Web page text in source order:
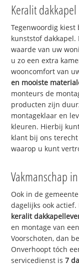
Keralit
Tegenwoordig
kunststof
waarde van uw
u zo een extra
wooncomfort van
en mooiste
monteurs de
producten zijn
montageklaar en
kleuren. Hierbij
klant bij ons
waarop u kunt
Vakmanschap
Ook in de
dagelijks ook
keralit
en montage van
Voorschoten, dan
Onverhoopt tóch
servicedienst is7